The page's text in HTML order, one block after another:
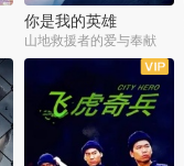
你是我的英雄
山地救援者的爱与奉献